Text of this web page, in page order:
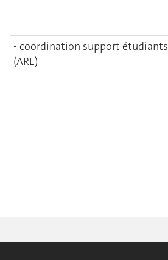
- coordination support étudiants
(ARE)